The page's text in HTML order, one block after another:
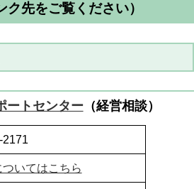
ク先をご覧ください）
ートセンター（経営相談）
2171
ついてはこちら